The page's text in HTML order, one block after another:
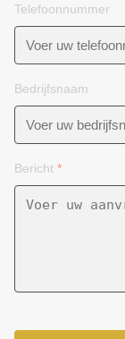
Telefoonnummer
Bedrijfsnaam
Bericht *